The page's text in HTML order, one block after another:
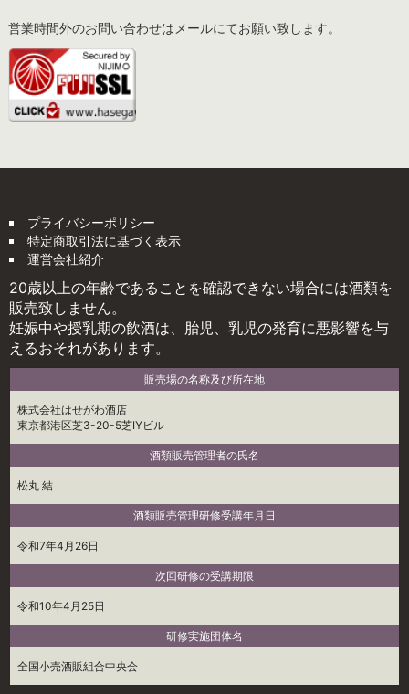
営業時間外のお問い合わせはメールにてお願い致します。
プライバシーポリシー
特定商取引法に基づく表示
運営会社紹介
20歳以上の年齢であることを確認できない場合には酒類を
販売致しません。
妊娠中や授乳期の飲酒は、胎児、乳児の発育に悪影響を与
えるおそれがあります。
販売場の名称及び所在地
株式会社はせがわ酒店
東京都港区芝3-20-5芝IYビル
酒類販売管理者の氏名
松丸 結
酒類販売管理研修受講年月日
令和7年4月26日
次回研修の受講期限
令和10年4月25日
研修実施団体名
全国小売酒販組合中央会